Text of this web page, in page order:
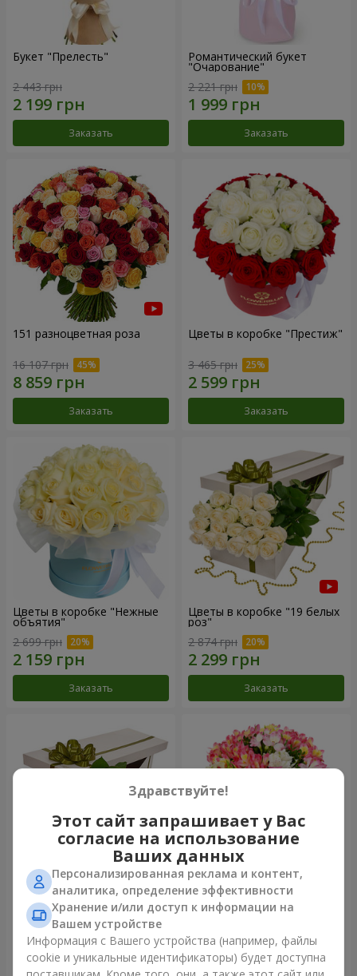
Букет "Прелесть"
2 443 грн
Заказать
Романтический букет
"Очарование"
2 221 грн
Заказать
151 разноцветная роза
16 107 грн
Заказать
Цветы в коробке "Престиж"
3 465 грн
Заказать
Цветы в коробке "Нежные
объятия"
2 699 грн
Заказать
Цветы в коробке "19 белых
роз"
2 874 грн
Заказать
Цветы в коробке "15
розовых роз"
2 658 грн
Заказать
Букет "Сказка для двоих!"
Заказать
Здравствуйте!
Этот сайт запрашивает у Вас
согласие на использование
Ваших данных
Персонализированная реклама и контент,
аналитика, определение эффективности
Хранение и/или доступ к информации на
Вашем устройстве
Информация с Вашего устройства (например, файлы
cookie и уникальные идентификаторы) будет доступна